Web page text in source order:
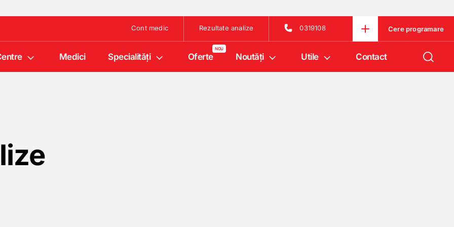
Cont medic Rezultate analize 0319108 Cere programare
Medici Specialități Oferte Noutăţi Utile Contact